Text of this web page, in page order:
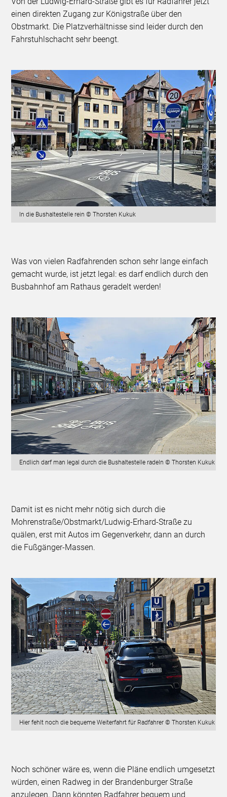
einen direkten Zugang zur Königstraße über den
Obstmarkt. Die Platzverhältnisse sind leider durch den
Fahrstuhlschacht sehr beengt.
In die Bushaltestelle rein © Thorsten Kukuk
Was von vielen Radfahrenden schon sehr lange einfach
gemacht wurde, ist jetzt legal: es darf endlich durch den
Busbahnhof am Rathaus geradelt werden!
Endlich darf man legal durch die Bushaltestelle radeln © Thorsten Kukuk
Damit ist es nicht mehr nötig sich durch die
Mohrenstraße/Obstmarkt/Ludwig-Erhard-Straße zu
quälen, erst mit Autos im Gegenverkehr, dann an durch
die Fußgänger-Massen.
Hier fehlt noch die bequeme Weiterfahrt für Radfahrer © Thorsten Kukuk
Noch schöner wäre es, wenn die Pläne endlich umgesetzt
würden, einen Radweg in der Brandenburger Straße
anzulegen. Dann könnten Radfahrer bequem und